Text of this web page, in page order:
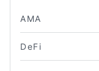
AMA
DeFi